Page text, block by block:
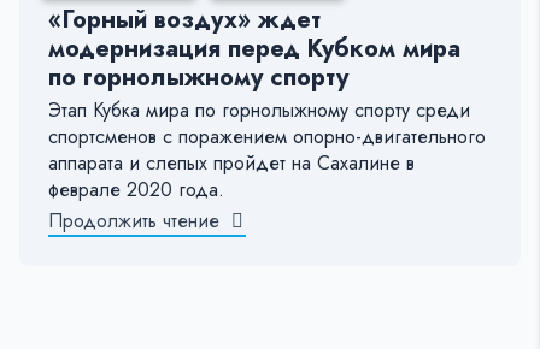
«Горный воздух» ждет
модернизация перед Кубком мира
по горнолыжному спорту
Этап Кубка мира по горнолыжному спорту среди
спортсменов с поражением опорно-двигательного
аппарата и слепых пройдет на Сахалине в
феврале 2020 года.
Продолжить чтение